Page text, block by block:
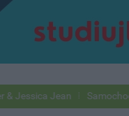
Jean Samochody